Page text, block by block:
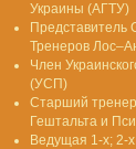
Украины (АГТУ)
Представитель
Тренеров
Член
(УСП)
Старший тренер
Гештальта и
Ведущая 1-х; 2-